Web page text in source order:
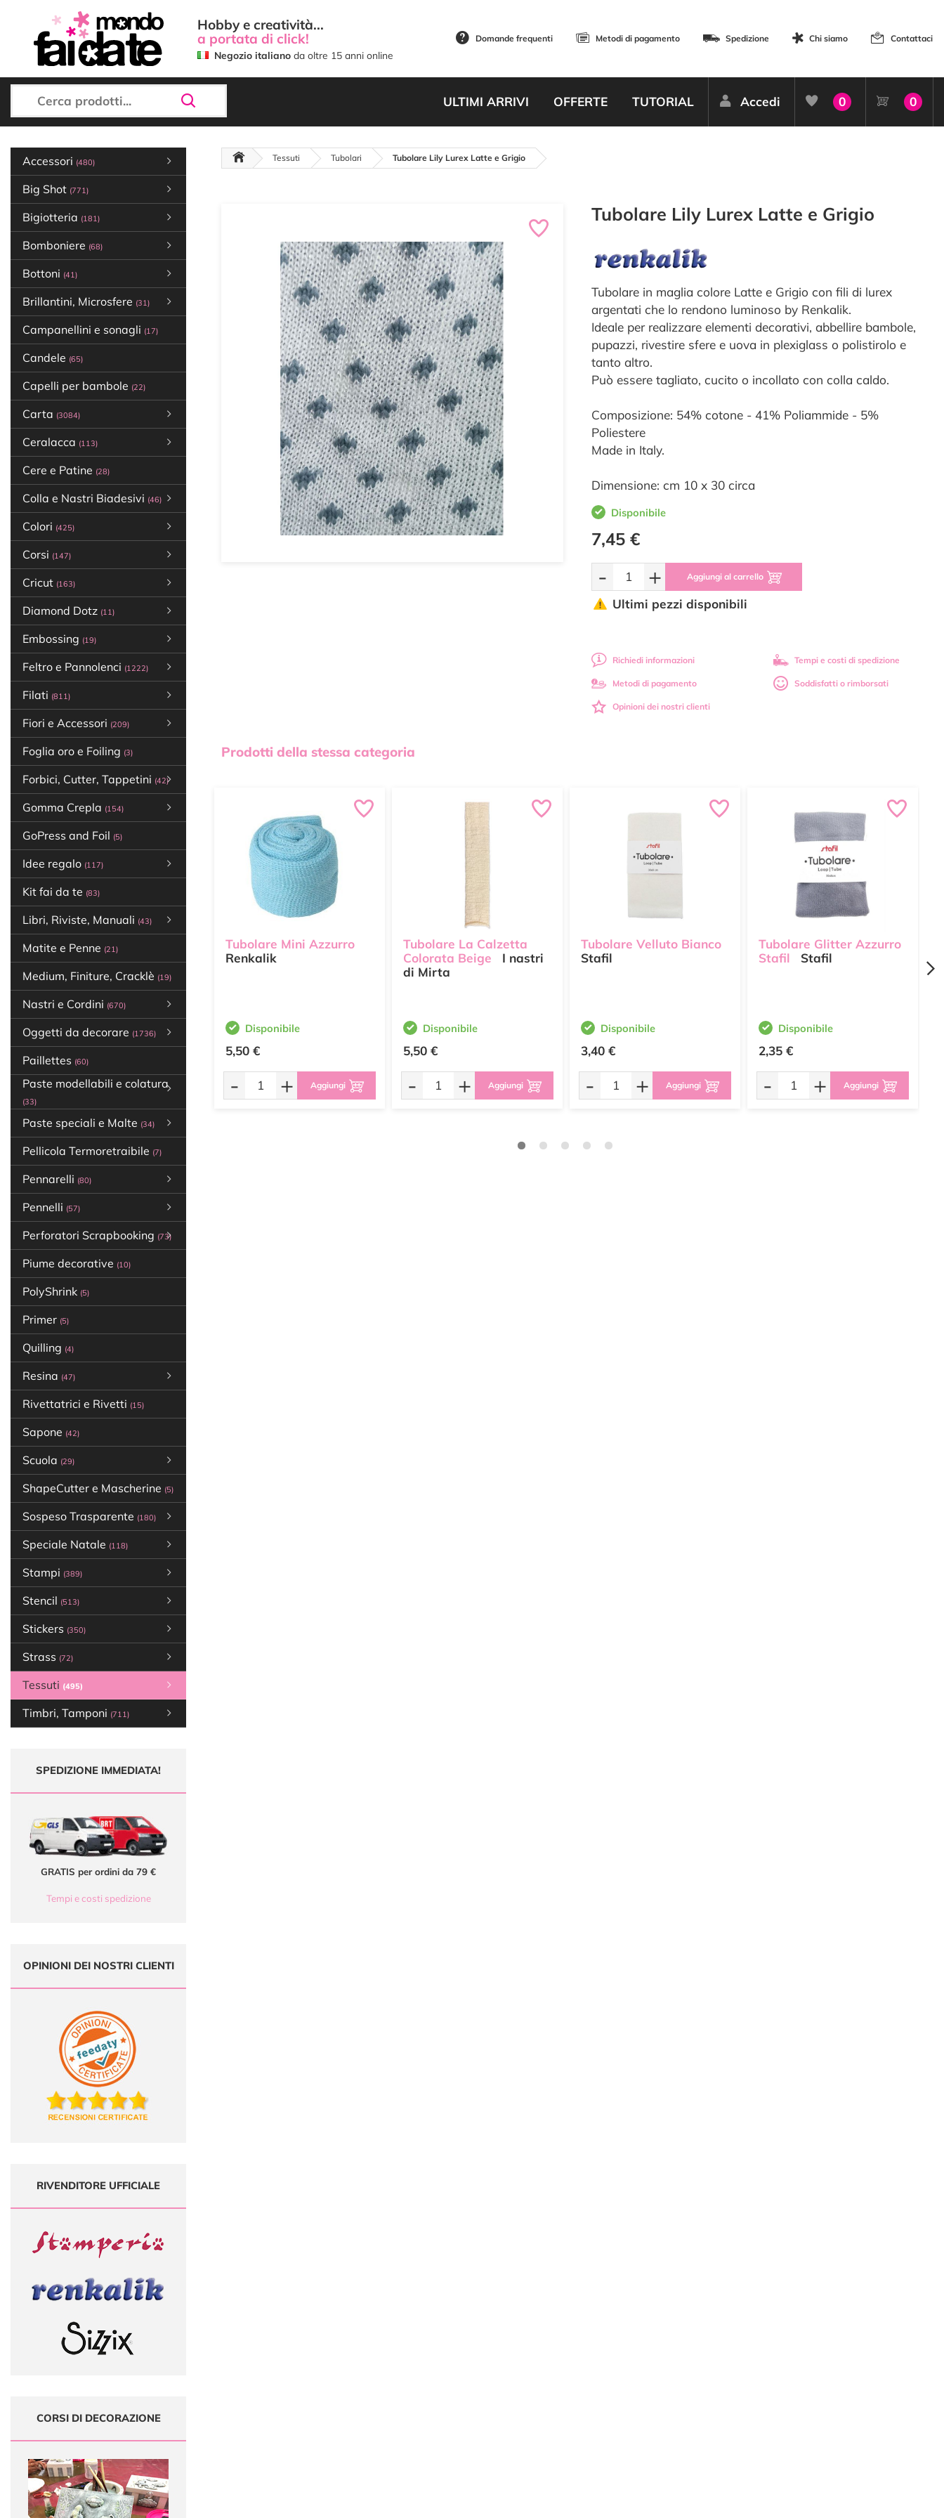
Hobby e creatività...
a portata di click!
Negozio italiano da oltre 15 anni online
Domande frequenti Metodi di pagamento Spedizione Chi siamo Contattaci
ULTIMI ARRIVI OFFERTE TUTORIAL Accedi 0 0
Accessori (480)
Big Shot (771)
Bigiotteria (181)
Bomboniere (68)
Bottoni (41)
Brillantini, Microsfere (31)
Campanellini e sonagli (17)
Candele (65)
Capelli per bambole (22)
Carta (3084)
Ceralacca (113)
Cere e Patine (28)
Colla e Nastri Biadesivi (46)
Colori (425)
Corsi (147)
Cricut (163)
Diamond Dotz (11)
Embossing (19)
Feltro e Pannolenci (1222)
Filati (811)
Fiori e Accessori (209)
Foglia oro e Foiling (3)
Forbici, Cutter, Tappetini (42)
Gomma Crepla (154)
GoPress and Foil (5)
Idee regalo (117)
Kit fai da te (83)
Libri, Riviste, Manuali (43)
Matite e Penne (21)
Medium, Finiture, Cracklè (19)
Nastri e Cordini (670)
Oggetti da decorare (1736)
Paillettes (60)
Paste modellabili e colatura
(33)
Paste speciali e Malte (34)
Pellicola Termoretraibile (7)
Pennarelli (80)
Pennelli (57)
Perforatori Scrapbooking (73)
Piume decorative (10)
PolyShrink (5)
Primer (5)
Quilling (4)
Resina (47)
Rivettatrici e Rivetti (15)
Sapone (42)
Scuola (29)
ShapeCutter e Mascherine (5)
Sospeso Trasparente (180)
Speciale Natale (118)
Stampi (389)
Stencil (513)
Stickers (350)
Strass (72)
Tessuti (495)
Timbri, Tamponi (711)
SPEDIZIONE IMMEDIATA!
GRATIS per ordini da 79 €
Tempi e costi spedizione
OPINIONI DEI NOSTRI CLIENTI
RIVENDITORE UFFICIALE
CORSI DI DECORAZIONE
Tessuti Tubolari Tubolare Lily Lurex Latte e Grigio
Tubolare Lily Lurex Latte e Grigio
Tubolare in maglia colore Latte e Grigio con fili di lurex
argentati che lo rendono luminoso by Renkalik.
Ideale per realizzare elementi decorativi, abbellire bambole,
pupazzi, rivestire sfere e uova in plexiglass o polistirolo e
tanto altro.
Può essere tagliato, cucito o incollato con colla caldo.
Composizione: 54% cotone - 41% Poliammide - 5%
Poliestere
Made in Italy.
Dimensione: cm 10 x 30 circa
Disponibile
7,45 €
- + Aggiungi al carrello
Ultimi pezzi disponibili
Richiedi informazioni Tempi e costi di spedizione
Metodi di pagamento Soddisfatti o rimborsati
Opinioni dei nostri clienti
Prodotti della stessa categoria
Tubolare Mini Azzurro
Renkalik
Disponibile
5,50 €
- + Aggiungi
Tubolare La Calzetta
Colorata Beige
I nastri
di Mirta
Disponibile
5,50 €
- + Aggiungi
Tubolare Velluto Bianco
Stafil
Disponibile
3,40 €
- + Aggiungi
Tubolare Glitter Azzurro
Stafil
Stafil
Disponibile
2,35 €
- + Aggiungi